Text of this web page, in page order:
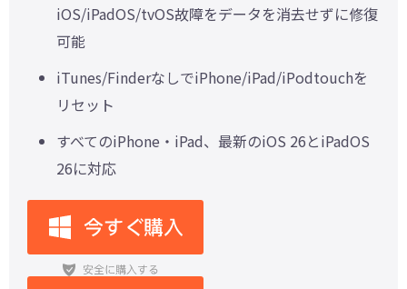
iOS/iPadOS/tvOS故障をデータを消去せずに修復
可能
iTunes/FinderなしでiPhone/iPad/iPodtouchを
リセット
すべてのiPhone・iPad、最新のiOS 26とiPadOS
26に対応